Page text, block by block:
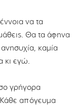
να τα
Θα τα άφηνα
καμία
κι εγώ.
γρήγορα
απόγευμα